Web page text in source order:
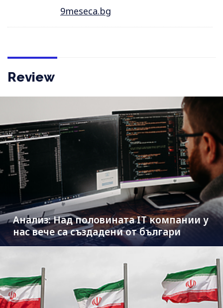
9meseca.bg
Review
Анализ: Над половината IT компании у
нас вече са създадени от българи